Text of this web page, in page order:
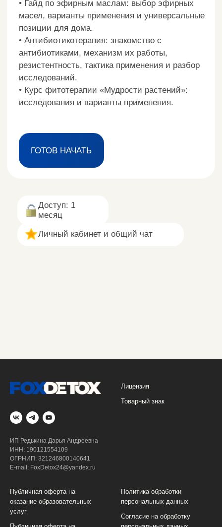
Доступ: 1
месяц
Личный кабинет и общий чат
ГОТОВ НАЧАТЬ
ИП Редькина Дарья Андреевна
ИНН: 190121554109
ОГРНИП: 321246800140641
E-mail: FoxDetox24@yandex.ru
Лицензия
Товарный знак
Публичная оферта на
оказание образовательных
услуг
Политика обработки
персональных данных
Согласие на обработку